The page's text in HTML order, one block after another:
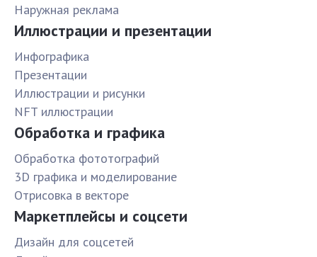
Наружная реклама
Иллюстрации и презентации
Инфографика
Презентации
Иллюстрации и рисунки
NFT иллюстрации
Обработка и графика
Обработка фототографий
3D графика и моделирование
Отрисовка в векторе
Маркетплейсы и соцсети
Дизайн для соцсетей